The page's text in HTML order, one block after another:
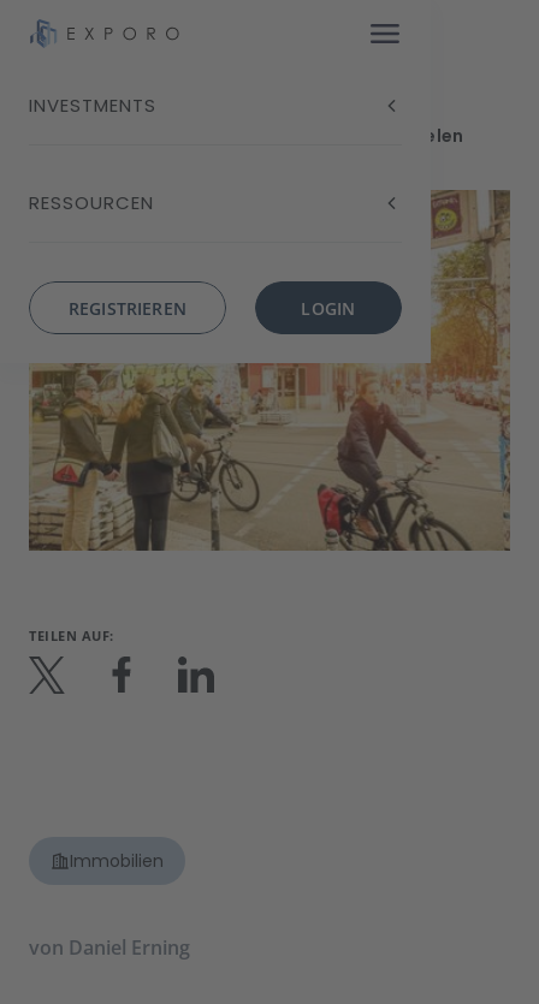
INVESTMENTS
RESSOURCEN
REGISTRIEREN LOGIN
Gentrifizierung: Ein Balance-Akt mit vielen
TEILEN AUF:
Immobilien
von Daniel Erning